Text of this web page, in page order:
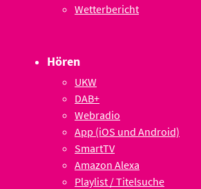
Wetterbericht
Hören
UKW
DAB+
Webradio
App (iOS und Android)
SmartTV
Amazon Alexa
Playlist / Titelsuche